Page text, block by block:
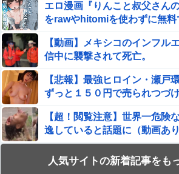
エロ漫画『りんこと叔父さん
をrawやhitomiを使わずに無
【動画】メキシコのインフル
信中に襲撃されて死亡。
【悲報】最強ヒロイン・瀬戸
ずっと１５０円で売られつづ
【超！閲覧注意】世界一危険
逸していると話題に（動画あり
【流出】清楚系女子大生、裏
セ○クスしてたとか嘘だろ…（
人気サイトの新着記事をも